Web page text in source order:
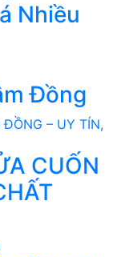
Nhiều
Đồng
CUỐN